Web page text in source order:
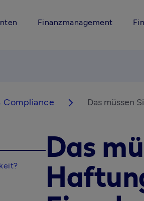
Finanzmanagement
Compliance arrow_forward_ios Das müssen
Das